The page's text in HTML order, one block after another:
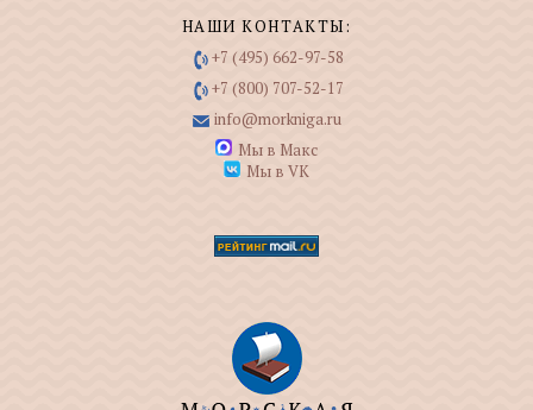
НАШИ КОНТАКТЫ:
+7 (495) 662-97-58
+7 (800) 707-52-17
info@morkniga.ru
Мы в Макс
Мы в VK